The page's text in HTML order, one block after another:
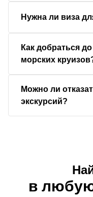
Нужна ли виза
Как добраться
морских
Можно ли
экскурсий?
в